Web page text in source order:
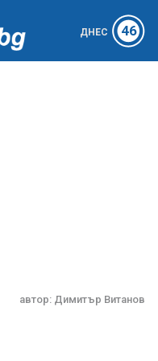
ДНЕС 46
автор: Димитър Витанов